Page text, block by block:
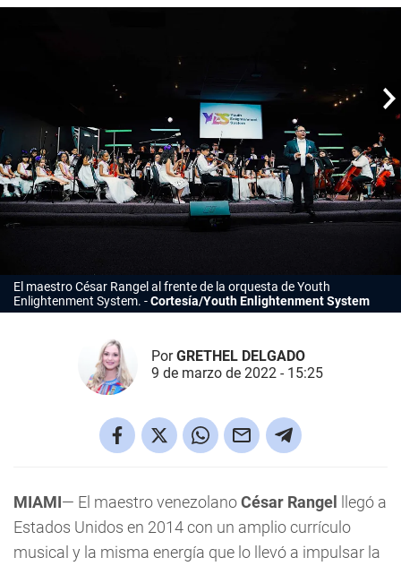
El maestro César Rangel al frente de la orquesta de Youth
Enlightenment System.
Cortesía/Youth Enlightenment System
PorGRETHEL DELGADO
9 de marzo de 2022 - 15:25
MIAMI— El maestro venezolanoCésar Rangel llegó a
Estados Unidos en 2014 con un amplio currículo
musical y la misma energía que lo llevó a impulsar la